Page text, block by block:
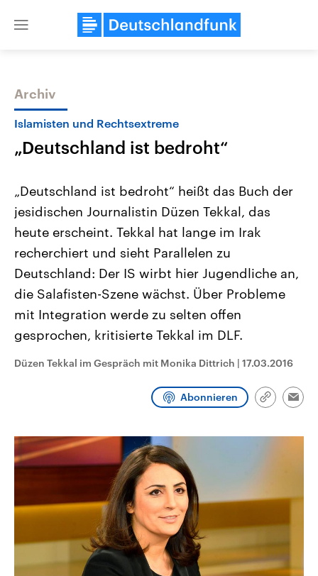
Close
Themen
Landtagswahl Sachsen-Anhalt
2026
Alle Informationen
Sachsen-Anhalt wählt am 6.
September 2026 einen neuen
Bundesland von einer Koalition aus
Umfragen, Prognosen,
und Hintergründe zu den Parteien
und Kandidaten der anstehenden
USA
Aktuelle Beiträge,
Hintergründe
Wirtschaftlich und
gehören die Vereinigten
mit großem Einfluss auf
Sendungen Programm Podcasts
Archiv
Islamisten und Rechtsextreme
„Deutschland ist bedroht“
„Deutschland ist bedroht“ heißt das Buch der
jesidischen Journalistin Düzen Tekkal, das
heute erscheint. Tekkal hat lange im Irak
recherchiert und sieht Parallelen zu
Deutschland: Der IS wirbt hier Jugendliche an,
die Salafisten-Szene wächst. Über Probleme
mit Integration werde zu selten offen
gesprochen, kritisierte Tekkal im DLF.
Düzen Tekkal im Gespräch mit Monika Dittrich | 17.03.2016
Abonnieren
Link